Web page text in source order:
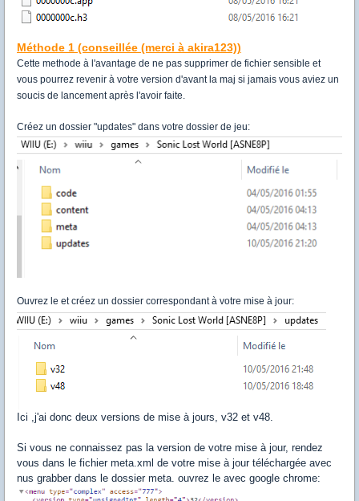
Méthode 1 (conseillée (merci à akira123))
Cette methode à l'avantage de ne pas supprimer de fichier sensible et
vous pourrez revenir à votre version d'avant la maj si jamais vous aviez un
soucis de lancement après l'avoir faite.
Créez un dossier "updates" dans votre dossier de jeu:
Ouvrez le et créez un dossier correspondant à votre mise à jour:
Ici ,j'ai donc deux versions de mise à jours, v32 et v48.
Si vous ne connaissez pas la version de votre mise à jour, rendez
vous dans le fichier meta.xml de votre mise à jour téléchargée avec
nus grabber dans le dossier meta. ouvrez le avec google chrome: